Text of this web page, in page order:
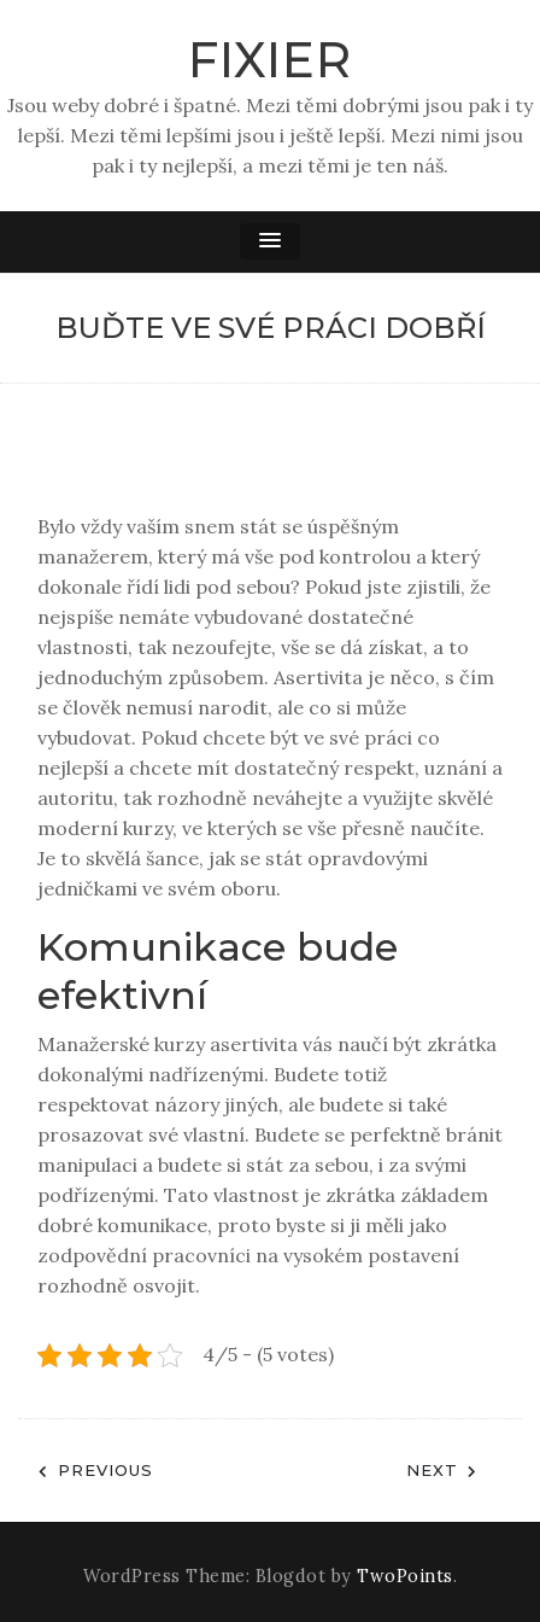
FIXIER
Jsou weby dobré i špatné. Mezi těmi dobrými jsou pak i ty
lepší. Mezi těmi lepšími jsou i ještě lepší. Mezi nimi jsou
pak i ty nejlepší, a mezi těmi je ten náš.
BUĎTE VE SVÉ PRÁCI DOBŘÍ
Bylo vždy vaším snem stát se úspěšným
manažerem, který má vše pod kontrolou a který
dokonale řídí lidi pod sebou? Pokud jste zjistili, že
nejspíše nemáte vybudované dostatečné
vlastnosti, tak nezoufejte, vše se dá získat, a to
jednoduchým způsobem. Asertivita je něco, s čím
se člověk nemusí narodit, ale co si může
vybudovat. Pokud chcete být ve své práci co
nejlepší a chcete mít dostatečný respekt, uznání a
autoritu, tak rozhodně neváhejte a využijte skvělé
moderní kurzy, ve kterých se vše přesně naučíte.
Je to skvělá šance, jak se stát opravdovými
jedničkami ve svém oboru.
Komunikace bude
efektivní
Manažerské kurzy asertivita vás naučí být zkrátka
dokonalými nadřízenými. Budete totiž
respektovat názory jiných, ale budete si také
prosazovat své vlastní. Budete se perfektně bránit
manipulaci a budete si stát za sebou, i za svými
podřízenými. Tato vlastnost je zkrátka základem
dobré komunikace, proto byste si ji měli jako
zodpovědní pracovníci na vysokém postavení
rozhodně osvojit.
4/5 - (5 votes)
Navigace
pro
příspěvek
PREVIOUS NEXT
WordPress Theme: Blogdot by TwoPoints.